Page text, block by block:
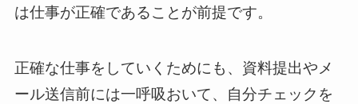
は仕事が正確であることが前提です。
正確な仕事をしていくためにも、資料提出やメ
ール送信前には一呼吸おいて、自分チェックを